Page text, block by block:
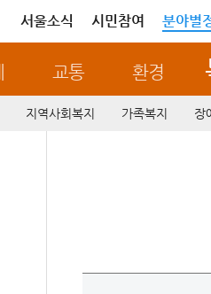
서울소식 시민참여 분야별
교통 환경
지역사회복지 가족복지 장